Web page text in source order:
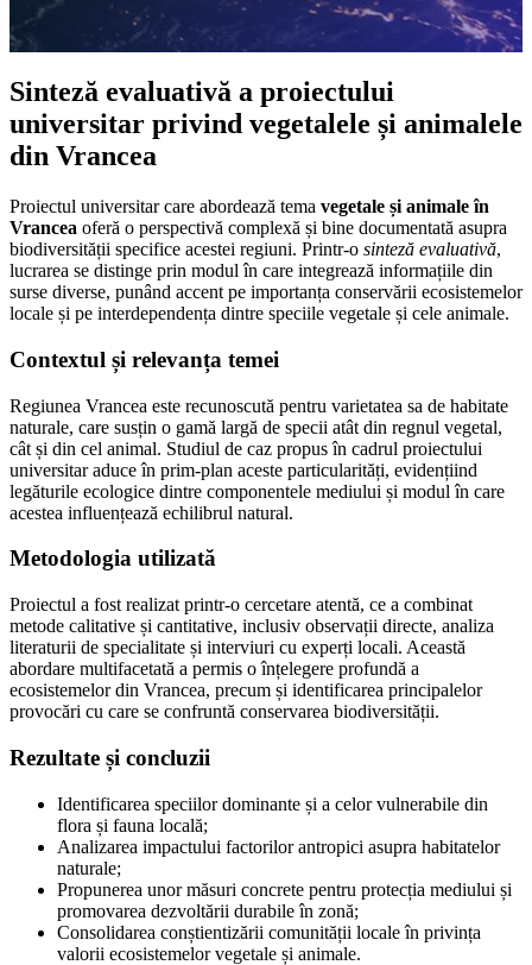
Sinteză evaluativă a proiectului
universitar privind vegetalele și animalele
din Vrancea
Proiectul universitar care abordează tema vegetale și animale în
Vrancea oferă o perspectivă complexă și bine documentată asupra
biodiversității specifice acestei regiuni. Printr-o sinteză evaluativă,
lucrarea se distinge prin modul în care integrează informațiile din
surse diverse, punând accent pe importanța conservării ecosistemelor
locale și pe interdependența dintre speciile vegetale și cele animale.
Contextul și relevanța temei
Regiunea Vrancea este recunoscută pentru varietatea sa de habitate
naturale, care susțin o gamă largă de specii atât din regnul vegetal,
cât și din cel animal. Studiul de caz propus în cadrul proiectului
universitar aduce în prim-plan aceste particularități, evidențiind
legăturile ecologice dintre componentele mediului și modul în care
acestea influențează echilibrul natural.
Metodologia utilizată
Proiectul a fost realizat printr-o cercetare atentă, ce a combinat
metode calitative și cantitative, inclusiv observații directe, analiza
literaturii de specialitate și interviuri cu experți locali. Această
abordare multifacetată a permis o înțelegere profundă a
ecosistemelor din Vrancea, precum și identificarea principalelor
provocări cu care se confruntă conservarea biodiversității.
Rezultate și concluzii
Identificarea speciilor dominante și a celor vulnerabile din
flora și fauna locală;
Analizarea impactului factorilor antropici asupra habitatelor
naturale;
Propunerea unor măsuri concrete pentru protecția mediului și
promovarea dezvoltării durabile în zonă;
Consolidarea conștientizării comunității locale în privința
valorii ecosistemelor vegetale și animale.